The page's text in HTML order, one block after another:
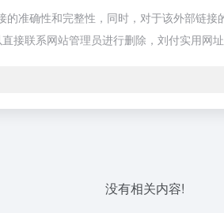
准确性和完整性，同时，对于该外部链
联系网站管理员进行删除，刘付实用网址
没有相关内容!